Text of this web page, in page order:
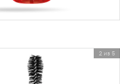
2 из 5